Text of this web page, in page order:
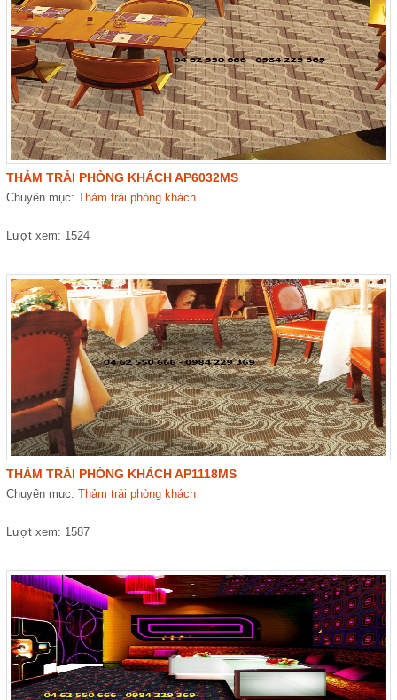
THẢM TRẢI PHÒNG KHÁCH AP6032MS
Chuyên mục:Thảm trải phòng khách
Lượt xem: 1524
THẢM TRẢI PHÒNG KHÁCH AP1118MS
Chuyên mục:Thảm trải phòng khách
Lượt xem: 1587